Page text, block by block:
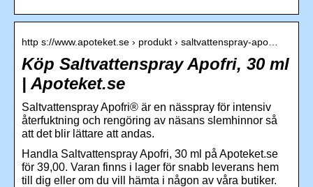
http s://www.apoteket.se › produkt › saltvattenspray-apo…
Köp Saltvattenspray Apofri, 30 ml
| Apoteket.se
Saltvattenspray Apofri® är en nässpray för intensiv
återfuktning och rengöring av näsans slemhinnor så
att det blir lättare att andas.
Handla Saltvattenspray Apofri, 30 ml på Apoteket.se
för 39,00. Varan finns i lager för snabb leverans hem
till dig eller om du vill hämta i någon av våra butiker.